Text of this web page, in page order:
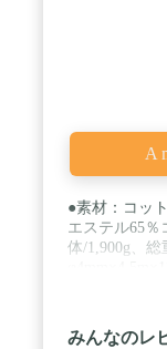
●素材：コッ
エステル65％
体/1,900g、
本 ※ポール
みんなのレ